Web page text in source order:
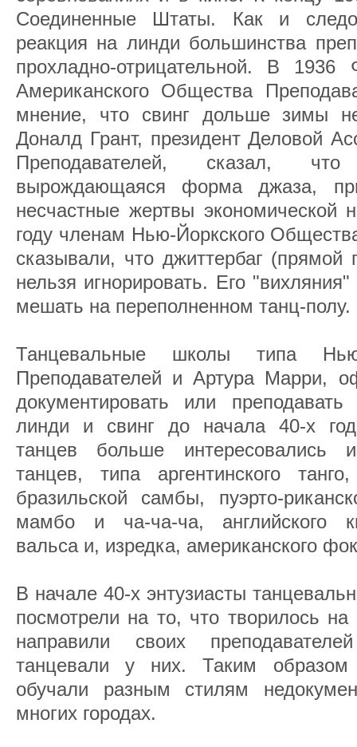
Соединенные Штаты. Как и
реакция на линди большинства
прохладно-отрицательной. В 1936
Американского Общества
мнение, что свинг дольше зимы
Доналд Грант, президент Деловой
Преподавателей, сказал,
вырождающаяся форма джаза,
несчастные жертвы экономической
году членам Нью-Йоркского
сказывали, что джиттербаг
нельзя игнорировать. Его
мешать на переполненном танц-полу.
Танцевальные школы типа
Преподавателей и Артура Марри,
документировать или преподавать
линди и свинг до начала 40-х
танцев больше интересовались
танцев, типа аргентинского
бразильской самбы, пуэрто-
мамбо и ча-ча-ча, английского
вальса и, изредка, американского
В начале 40-х энтузиасты
посмотрели на то, что творилось
направили своих
танцевали у них. Таким
обучали разным стилям
многих городах.